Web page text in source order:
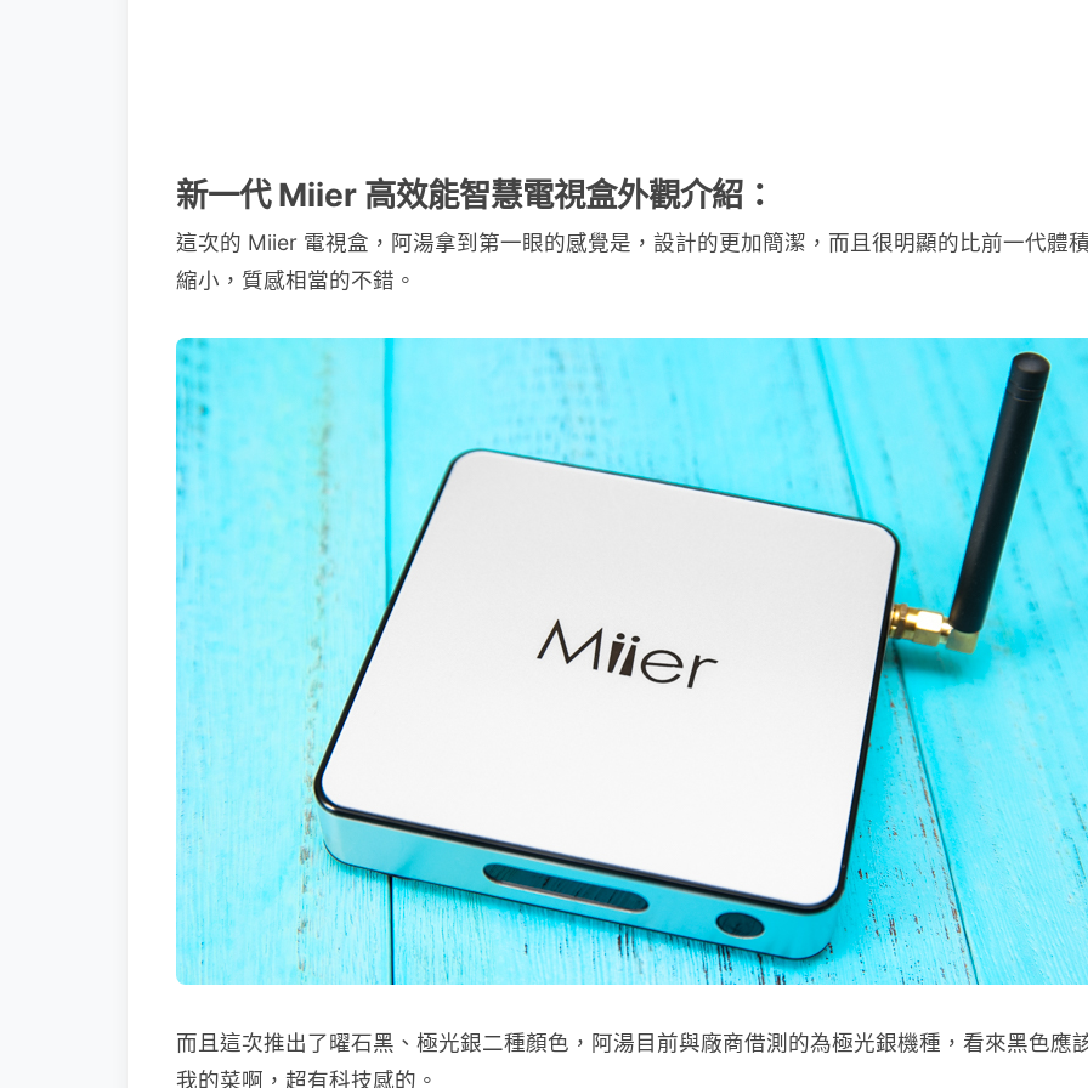
新一代 Miier 高效能智慧電視盒外觀介紹：
這次的 Miier 電視盒，阿湯拿到第一眼的感覺是，設計的更加簡潔，而且很明顯的比前一代體
縮小，質感相當的不錯。
而且這次推出了曜石黑、極光銀二種顏色，阿湯目前與廠商借測的為極光銀機種，看來黑色應
我的菜啊，超有科技感的。